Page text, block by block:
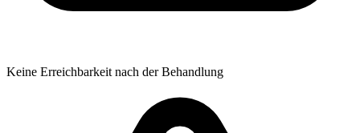
Keine Erreichbarkeit nach der Behandlung